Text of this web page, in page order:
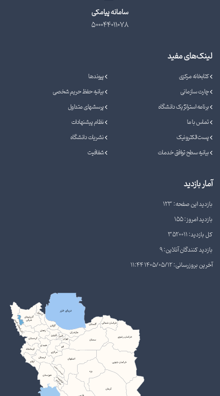
سامانه پیامکی
500044011078
لینک‌های مفید
کتابخانه مرکزی
پیوندها
چارت سازمانی
بیانیه حفظ حریم شخصی
برنامه استراتژیک دانشگاه
پرسشهای متداول
تماس با ما
نظام پیشنهادات
پست الکترونیک
نشریات دانشگاه
بیانیه سطح توافق خدمات
شفافیت
آمار بازدید
بازدید این صفحه: 123
بازدید امروز: 155
کل بازدید: 3520011
بازدید کنندگان آنلاین: 9
آخرین بروزرسانی: 1405/05/12 11:44